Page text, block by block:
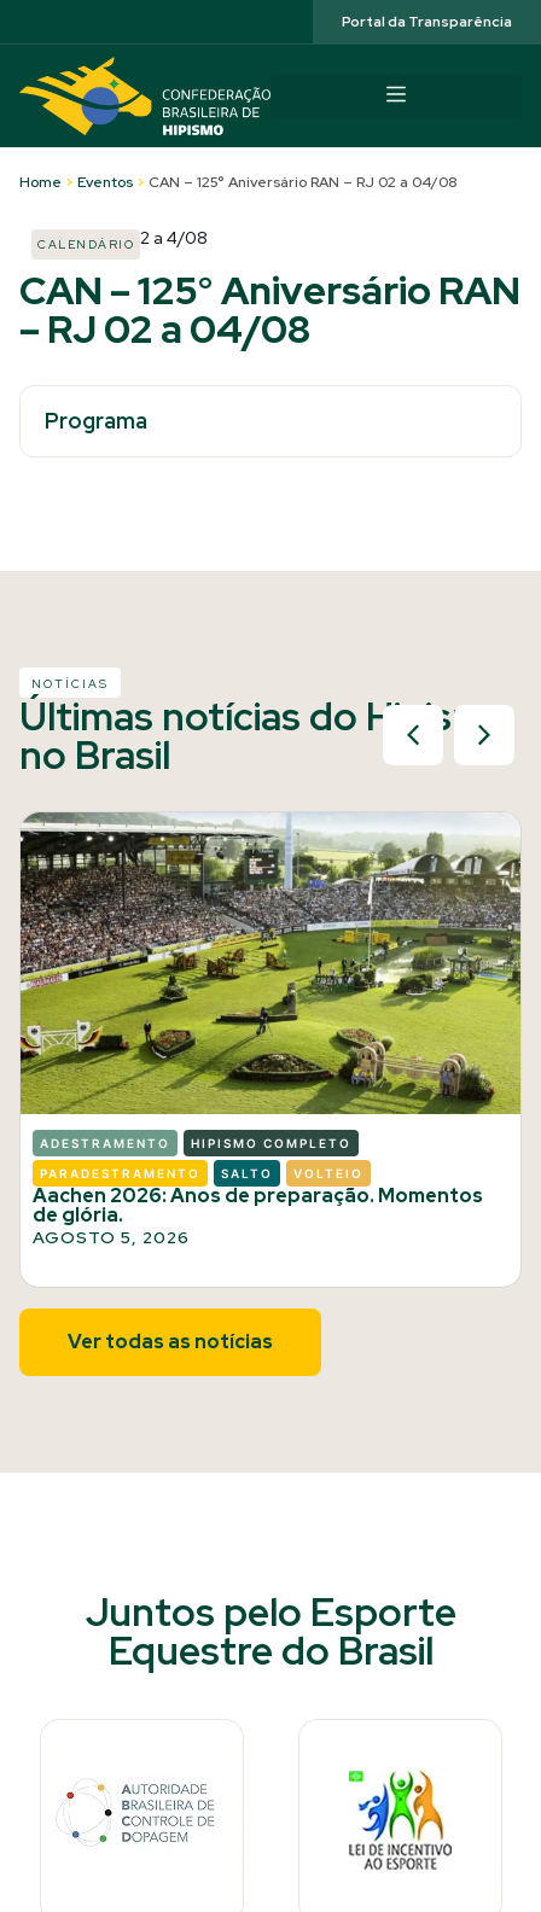
Portal da Transparência
Home > Eventos > CAN – 125° Aniversário RAN – RJ 02 a 04/08
CALENDÁRIO 2 a 4/08
CAN – 125° Aniversário RAN
– RJ 02 a 04/08
Programa
NOTÍCIAS
Últimas notícias do Hipismo
no Brasil
ADESTRAMENTO HIPISMO COMPLETO
PARADESTRAMENTO SALTO VOLTEIO
Aachen 2026: Anos de preparação. Momentos
de glória.
AGOSTO 5, 2026
Ver todas as notícias
Juntos pelo Esporte
Equestre do Brasil​